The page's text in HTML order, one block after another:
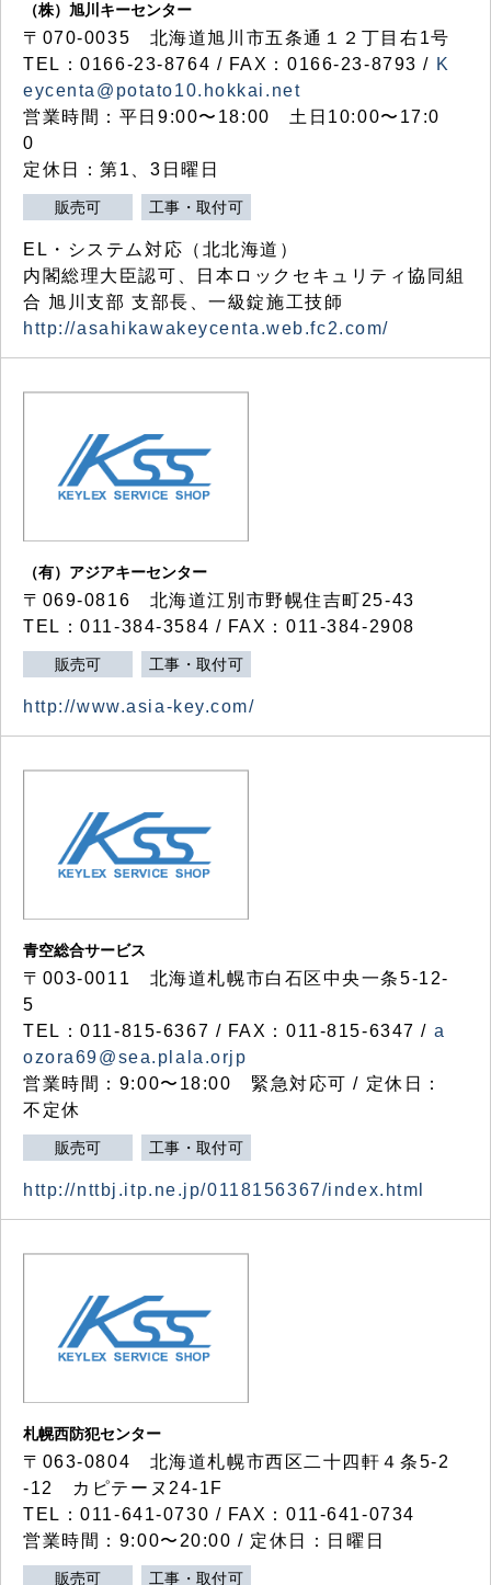
（株）旭川キーセンター
〒070-0035 北海道旭川市五条通１２丁目右1号
TEL：0166-23-8764 / FAX：0166-23-8793 / K
eycenta@potato10.hokkai.net
営業時間：平日9:00〜18:00 土日10:00〜17:0
0
定休日：第1、3日曜日
販売可 工事・取付可
EL・システム対応（北北海道）
内閣総理大臣認可、日本ロックセキュリティ協同組
合 旭川支部 支部長、一級錠施工技師
http://asahikawakeycenta.web.fc2.com/
（有）アジアキーセンター
〒069-0816 北海道江別市野幌住吉町25-43
TEL：011-384-3584 / FAX：011-384-2908
販売可 工事・取付可
http://www.asia-key.com/
青空総合サービス
〒003-0011 北海道札幌市白石区中央一条5-12-
5
TEL：011-815-6367 / FAX：011-815-6347 / a
ozora69@sea.plala.orjp
営業時間：9:00〜18:00 緊急対応可 / 定休日：
不定休
販売可 工事・取付可
http://nttbj.itp.ne.jp/0118156367/index.html
札幌西防犯センター
〒063-0804 北海道札幌市西区二十四軒４条5-2
-12 カピテーヌ24-1F
TEL：011-641-0730 / FAX：011-641-0734
営業時間：9:00〜20:00 / 定休日：日曜日
販売可 工事・取付可